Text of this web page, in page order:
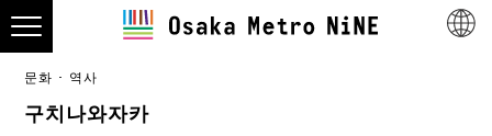
문화 ･ 역사
구치나와자카